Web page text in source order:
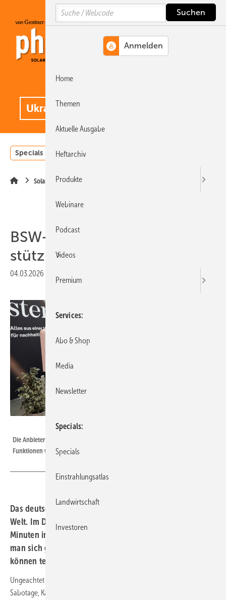
Hauptinhalt
Hauptmenü
SiteSearch
Specials Einstrahlungsatlas
Solarspeicher
BSW-Solar: Solarer Notstrom
stützt Versorgung
04.03.2026
Die Anbieter von Wechselrichtern statten ihre Geräte zunehmend mit
Funktionen wie Notstrom aus.
Das deutsche Stromsystem ist eines der stabilsten der
Welt. Im Durchschnitt ist ein Haushalt nur rund zwölf
Minuten im Jahr von Blackout betroffen. Dennoch sollte
man sich gegen Stromausfälle wappnen, denn Schäden
können teuer werden.
Ungeachtet der hohen Stabilität der deutschen Netze führen
Sabotage, Katastrophen und technische Defekte immer wieder zu
Search
Home
Themen
Aktuelle Ausgabe
Heftarchiv
Produkte
Webinare
Podcast
Videos
Premium
Services
Abo & Shop
Media
Newsletter
Specials
Specials
Einstrahlungsatlas
Landwirtschaft
Investoren